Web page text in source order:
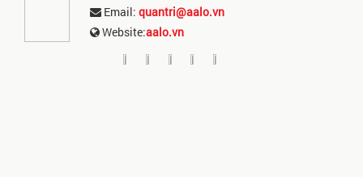
Email:quantri@aalo.vn
Website:aalo.vn